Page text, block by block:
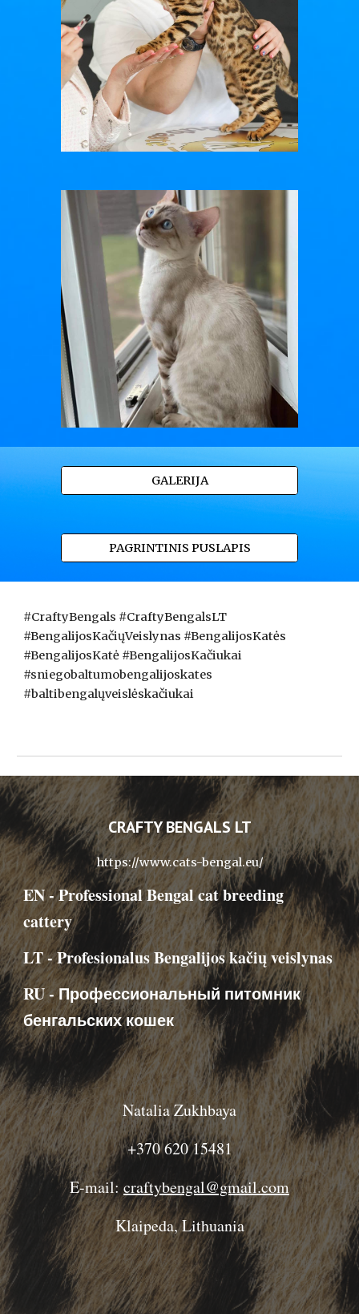
GALERIJA
PAGRINTINIS PUSLAPIS
#CraftyBengals #CraftyBengalsLT
#BengalijosKačiųVeislynas #BengalijosKatės
#BengalijosKatė #BengalijosKačiukai
#sniegobaltumobengalijoskates
#baltibengalųveislėskačiukai
CRAFTY BENGALS LT
https://www.cats-bengal.eu/
EN -Professional Bengal cat breeding
cattery
LT -Profesionalus Bengalijos kačių veislynas
RU -Профессиональный питомник
бенгальских кошек
Natalia Zukhbaya
+370 620 15481
E-mail:craftybengal@gmail.com
Klaipeda, Lithuania